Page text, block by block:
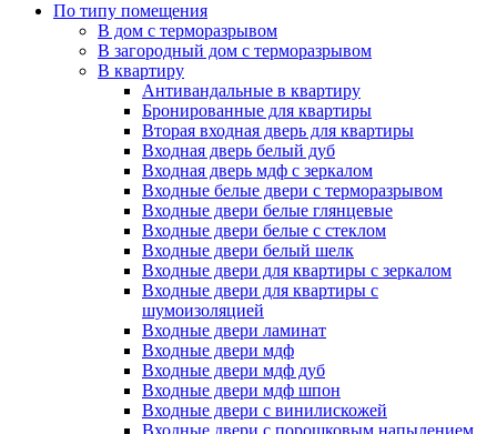
По типу помещения
В дом с терморазрывом
В загородный дом с терморазрывом
В квартиру
Антивандальные в квартиру
Бронированные для квартиры
Вторая входная дверь для квартиры
Входная дверь белый дуб
Входная дверь мдф с зеркалом
Входные белые двери с терморазрывом
Входные двери белые глянцевые
Входные двери белые с стеклом
Входные двери белый шелк
Входные двери для квартиры с зеркалом
Входные двери для квартиры с
шумоизоляцией
Входные двери ламинат
Входные двери мдф
Входные двери мдф дуб
Входные двери мдф шпон
Входные двери с винилискожей
Входные двери с порошковым напылением